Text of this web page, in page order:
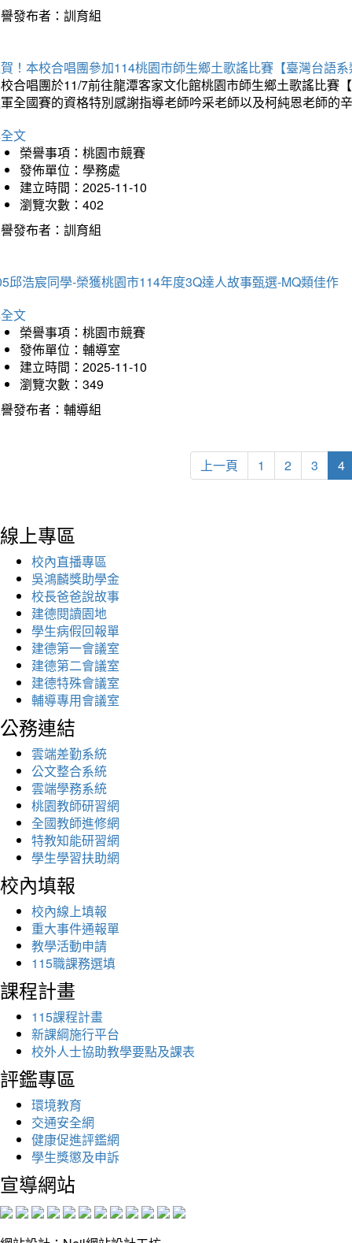
發布者：訓育組
！本校合唱團參加114桃園市師生鄉土歌謠比賽【臺灣台語
合唱團於11/7前往龍潭客家文化館桃園市師生鄉土歌謠比賽
全國賽的資格特別感謝指導老師吟采老師以及柯純恩老師的
文
榮譽事項：桃園市競賽
發佈單位：學務處
建立時間：2025-11-10
瀏覽次數：402
發布者：訓育組
邱浩宸同學-榮獲桃園市114年度3Q達人故事甄選-MQ類佳作
文
榮譽事項：桃園市競賽
發佈單位：輔導室
建立時間：2025-11-10
瀏覽次數：349
發布者：輔導組
上一頁 1 2 3 4
線上專區
校內直播專區
吳鴻麟獎助學金
校長爸爸說故事
建德閱讀園地
學生病假回報單
建德第一會議室
建德第二會議室
建德特殊會議室
輔導專用會議室
公務連結
雲端差勤系統
公文整合系統
雲端學務系統
桃園教師研習網
全國教師進修網
特教知能研習網
學生學習扶助網
校內填報
校內線上填報
重大事件通報單
教學活動申請
115職課務選填
課程計畫
115課程計畫
新課綱施行平台
校外人士協助教學要點及課表
評鑑專區
環境教育
交通安全網
健康促進評鑑網
學生獎懲及申訴
宣導網站